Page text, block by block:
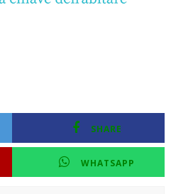
SHARE
WHATSAPP